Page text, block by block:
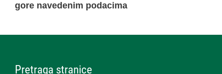
gore navedenim podacima
Pretraga stranice